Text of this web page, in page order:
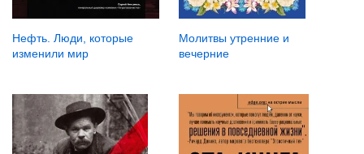
Нефть. Люди, которые
изменили мир
Молитвы утренние и
вечерние